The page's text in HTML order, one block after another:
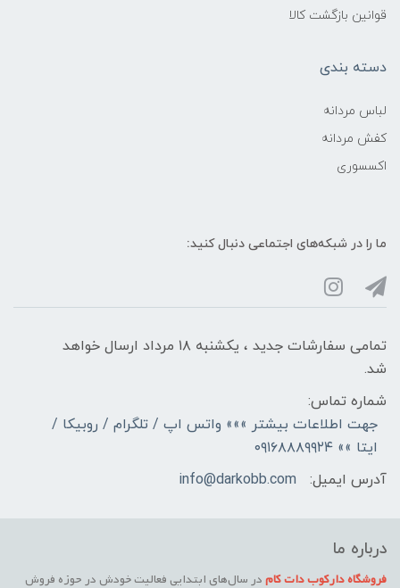
قوانین بازگشت کالا
دسته بندی
لباس مردانه
کفش مردانه
اکسسوری
ما را در شبکه‌های اجتماعی دنبال کنید:
تمامی سفارشات جدید ، یکشنبه ۱۸ مرداد ارسال خواهد
شد.
شماره تماس:
جهت اطلاعات بیشتر »»» واتس اپ / تلگرام / روبیکا /
ایتا »» ۰۹۱۶۸۸۸۹۹۲۴
آدرس ایمیل:
info@darkobb.com
درباره ما
فروشگاه دارکوب دات کامدر سال‌های ابتدایی فعالیت خودش در حوزه فروش